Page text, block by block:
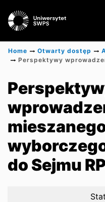
Scientific research
Home Otwarty dostęp
do Sejmu